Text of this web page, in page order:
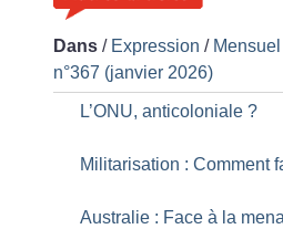
Dans / Expression / Mensuel
n°367 (janvier 2026)
L’ONU, anticoloniale ?
Militarisation : Comment
Australie : Face à la